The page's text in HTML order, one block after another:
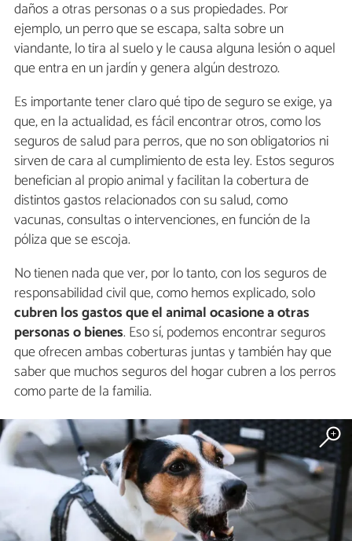
daños a otras personas o a sus propiedades. Por
ejemplo, un perro que se escapa, salta sobre un
viandante, lo tira al suelo y le causa alguna lesión o aquel
que entra en un jardín y genera algún destrozo.
Es importante tener claro qué tipo de seguro se exige, ya
que, en la actualidad, es fácil encontrar otros, como los
seguros de salud para perros, que no son obligatorios ni
sirven de cara al cumplimiento de esta ley. Estos seguros
benefician al propio animal y facilitan la cobertura de
distintos gastos relacionados con su salud, como
vacunas, consultas o intervenciones, en función de la
póliza que se escoja.
No tienen nada que ver, por lo tanto, con los seguros de
responsabilidad civil que, como hemos explicado, solo
cubren los gastos que el animal ocasione a otras
personas o bienes. Eso sí, podemos encontrar seguros
que ofrecen ambas coberturas juntas y también hay que
saber que muchos seguros del hogar cubren a los perros
como parte de la familia.